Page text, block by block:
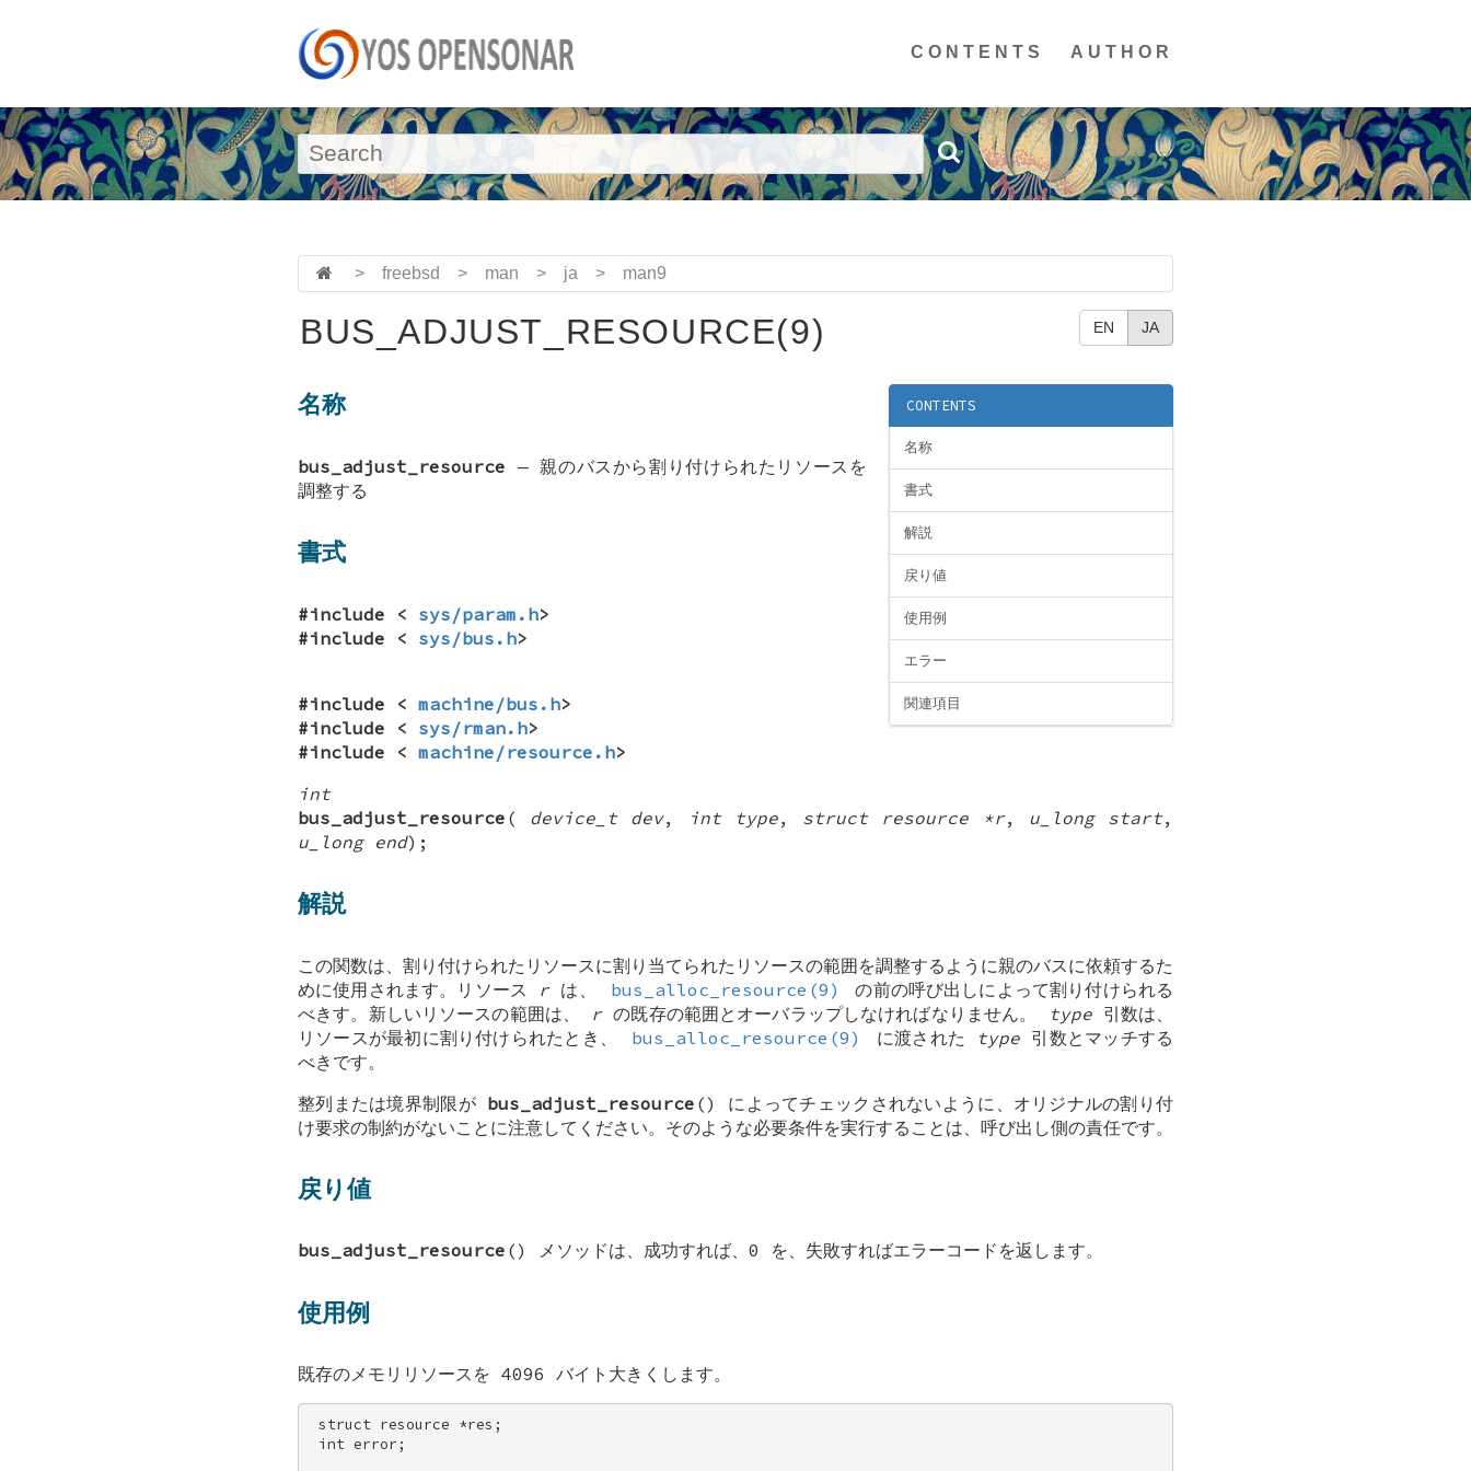
CONTENTS AUTHOR
> freebsd > man > ja > man9
EN JA
BUS_ADJUST_RESOURCE(9)
CONTENTS
名称
書式
解説
戻り値
使用例
エラー
関連項目
名称
bus_adjust_resource — 親のバスから割り付けられたリソースを
調整する
書式
#include < sys/param.h>
#include < sys/bus.h>
#include < machine/bus.h>
#include < sys/rman.h>
#include < machine/resource.h>
int
bus_adjust_resource ( device_t dev, int type, struct resource *r, u_long start,
u_long end);
解説
この関数は、割り付けられたリソースに割り当てられたリソースの範囲を調整するように親のバスに依頼するた
めに使用されます。リソース rは、 bus_alloc_resource(9)
の前の呼び出しによって割り付けられる
べきす。新しいリソースの範囲は、 rの既存の範囲とオーバラップしなければなりません。 type引数は、
リソースが最初に割り付けられたとき、
bus_alloc_resource(9) に渡された type 引数とマッチする
べきです。
整列または境界制限が bus_adjust_resource () によってチェックされないように、オリジナルの割り付
け要求の制約がないことに注意してください。そのような必要条件を実行することは、呼び出し側の責任です。
戻り値
bus_adjust_resource () メソッドは、成功すれば、0 を、失敗すればエラーコードを返します。
使用例
既存のメモリリソースを 4096 バイト大きくします。
struct resource *res;
int error;